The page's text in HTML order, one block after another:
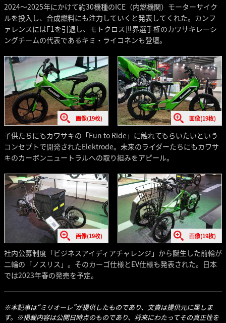
2024〜2025年にかけて約30機種のICE（内燃機関）モーターサイク
ルを投入し、合成燃料にも注力していくと発表してくれた。カンフ
ァレンスにはF1を引退し、モトクロス世界選手権のカワサキレーシ
ングチームの代表であるキミ・ライコネンも登壇。
画像(19枚) 画像(19枚)
子供たちにもカワサキの「Fun to Ride」に触れてもらいたいという
コンセプトで開発されたElektrode。未来のライダーたちにもカワサ
キのカーボンニュートラルへの取り組みをアピール。
画像(19枚) 画像(19枚)
社内公募制度「ビジネスアイディアチャレンジ」から誕生した前輪が
二輪の「ノスリス」。そのカーゴ仕様とEV仕様も発表された。日本
では2023年春の発売を予定。
※本記事は“ミリオーレ”が提供したものであり、文責は提供元に属しま
す。※掲載内容は公開日時点のものであり、将来にわたってその真正性を